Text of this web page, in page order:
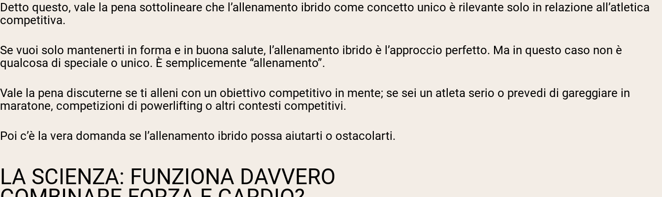
Detto questo, vale la pena sottolineare che l’allenamento ibrido come concetto unico è rilevante solo in relazione all’atletica
competitiva.
Se vuoi solo mantenerti in forma e in buona salute, l’allenamento ibrido è l’approccio perfetto. Ma in questo caso non è
qualcosa di speciale o unico. È semplicemente “allenamento”.
Vale la pena discuterne se ti alleni con un obiettivo competitivo in mente; se sei un atleta serio o prevedi di gareggiare in
maratone, competizioni di powerlifting o altri contesti competitivi.
Poi c’è la vera domanda se l’allenamento ibrido possa aiutarti o ostacolarti.
LA SCIENZA: FUNZIONA DAVVERO